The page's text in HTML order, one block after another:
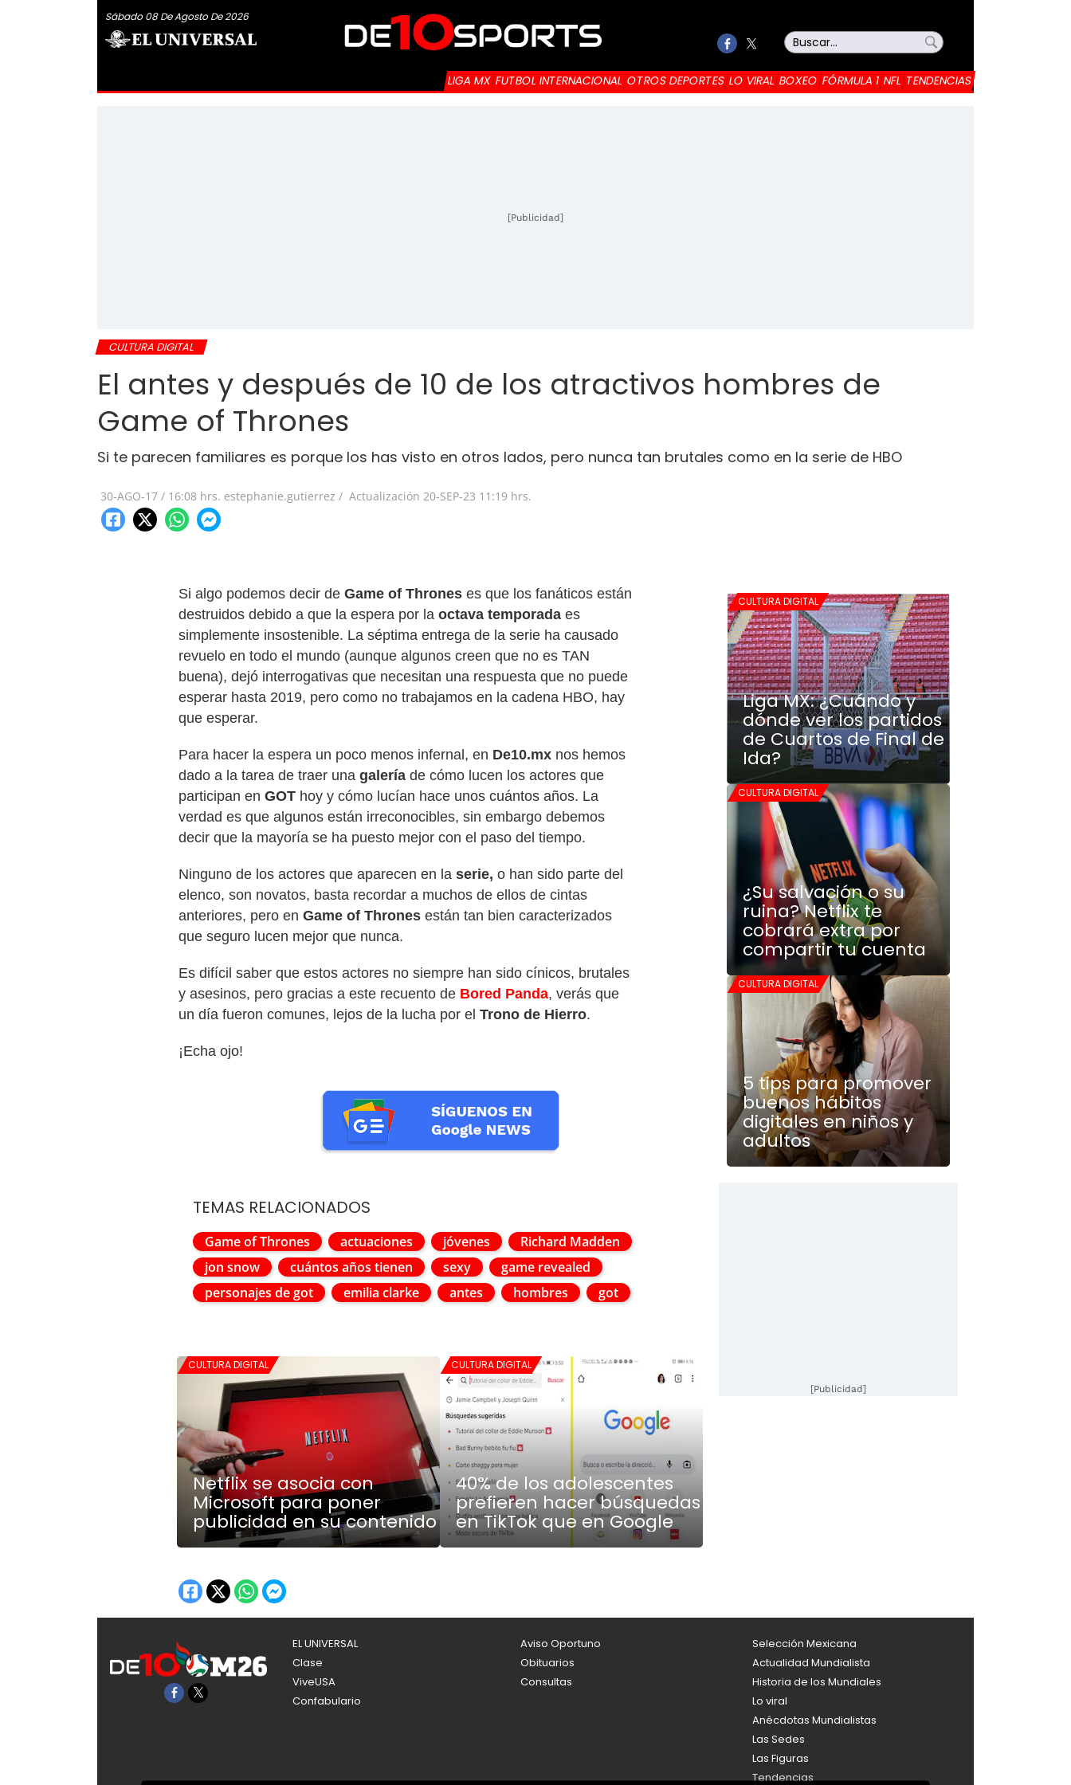
Sábado 08 De Agosto De 2026
LIGA MX FUTBOL INTERNACIONAL OTROS DEPORTES LO VIRAL BOXEO FÓRMULA 1 NFL TENDENCIAS
[Publicidad]
CULTURA DIGITAL
El antes y después de 10 de los atractivos hombres de
Game of Thrones
Si te parecen familiares es porque los has visto en otros lados, pero nunca tan brutales como en la serie de HBO
30-AGO-17 / 16:08 hrs. estephanie.gutierrez / Actualización 20-SEP-23 11:19 hrs.
Si algo podemos decir de Game of Thrones es que los fanáticos están
destruidos debido a que la espera por la octava temporada es
simplemente insostenible. La séptima entrega de la serie ha causado
revuelo en todo el mundo (aunque algunos creen que no es TAN
buena), dejó interrogativas que necesitan una respuesta que no puede
esperar hasta 2019, pero como no trabajamos en la cadena HBO, hay
que esperar.
Para hacer la espera un poco menos infernal, en De10.mx nos hemos
dado a la tarea de traer una galería de cómo lucen los actores que
participan en GOT hoy y cómo lucían hace unos cuántos años. La
verdad es que algunos están irreconocibles, sin embargo debemos
decir que la mayoría se ha puesto mejor con el paso del tiempo.
Ninguno de los actores que aparecen en la serie, o han sido parte del
elenco, son novatos, basta recordar a muchos de ellos de cintas
anteriores, pero en Game of Thrones están tan bien caracterizados
que seguro lucen mejor que nunca.
Es difícil saber que estos actores no siempre han sido cínicos, brutales
y asesinos, pero gracias a este recuento de Bored Panda, verás que
un día fueron comunes, lejos de la lucha por el Trono de Hierro.
¡Echa ojo!
TEMAS RELACIONADOS
Game of Thrones actuaciones jóvenes
Richard Madden
jon snow
cuántos años tienen sexy
game revealed
personajes de got
emilia clarke antes hombres got
CULTURA DIGITAL
Netflix se asocia con
Microsoft para poner
publicidad en su contenido
CULTURA DIGITAL
40% de los adolescentes
prefieren hacer búsquedas
en TikTok que en Google
CULTURA DIGITAL
Liga MX: ¿Cuándo y
dónde ver los partidos
de Cuartos de Final de
Ida?
CULTURA DIGITAL
¿Su salvación o su
ruina? Netflix te
cobrará extra por
compartir tu cuenta
CULTURA DIGITAL
5 tips para promover
buenos hábitos
digitales en niños y
adultos
[Publicidad]
EL UNIVERSAL
Clase
ViveUSA
Confabulario
Aviso Oportuno
Obituarios
Consultas
Selección Mexicana
Actualidad Mundialista
Historia de los Mundiales
Lo viral
Anécdotas Mundialistas
Las Sedes
Las Figuras
Tendencias